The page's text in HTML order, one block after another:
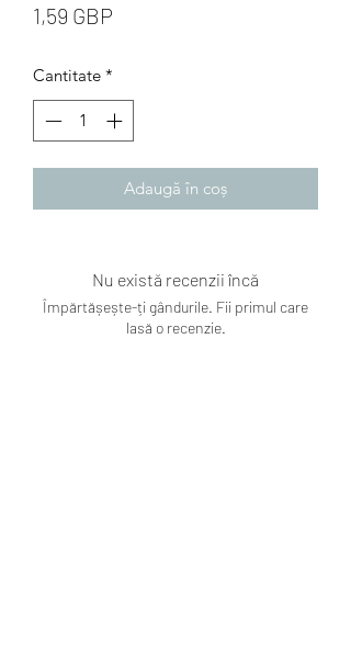
1,59 GBP
Cantitate *
Adaugă în coș
Nu există recenzii încă
Împărtășește-ți gândurile. Fii primul care
lasă o recenzie.